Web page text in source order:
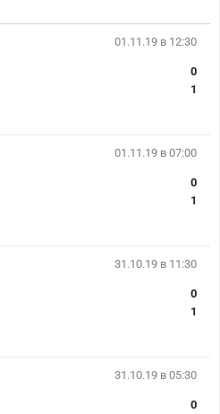
01.11.19 в 12:30
0
1
01.11.19 в 07:00
0
1
31.10.19 в 11:30
0
1
31.10.19 в 05:30
0